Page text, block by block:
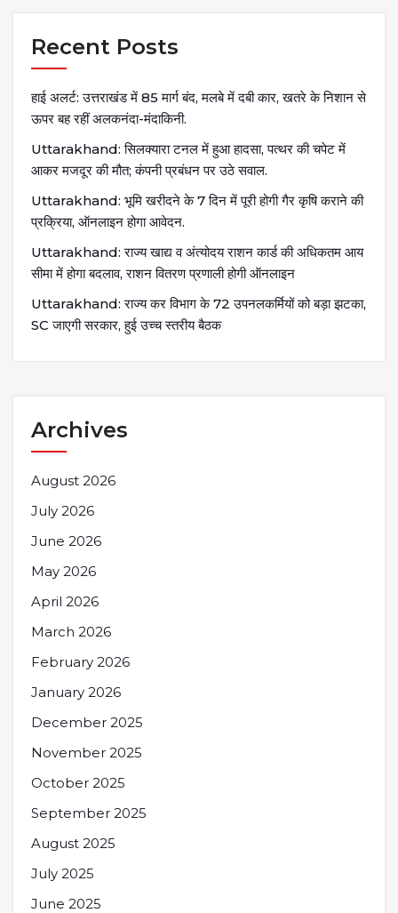
Recent Posts
हाई अलर्ट: उत्तराखंड में 85 मार्ग बंद, मलबे में दबी कार, खतरे के निशान से
ऊपर बह रहीं अलकनंदा-मंदाकिनी.
Uttarakhand: सिलक्यारा टनल में हुआ हादसा, पत्थर की चपेट में
आकर मजदूर की मौत; कंपनी प्रबंधन पर उठे सवाल.
Uttarakhand: भूमि खरीदने के 7 दिन में पूरी होगी गैर कृषि कराने की
प्रक्रिया, ऑनलाइन होगा आवेदन.
Uttarakhand: राज्य खाद्य व अंत्योदय राशन कार्ड की अधिकतम आय
सीमा में होगा बदलाव, राशन वितरण प्रणाली होगी ऑनलाइन
Uttarakhand: राज्य कर विभाग के 72 उपनलकर्मियों को बड़ा झटका,
SC जाएगी सरकार, हुई उच्च स्तरीय बैठक
Archives
August 2026
July 2026
June 2026
May 2026
April 2026
March 2026
February 2026
January 2026
December 2025
November 2025
October 2025
September 2025
August 2025
July 2025
June 2025